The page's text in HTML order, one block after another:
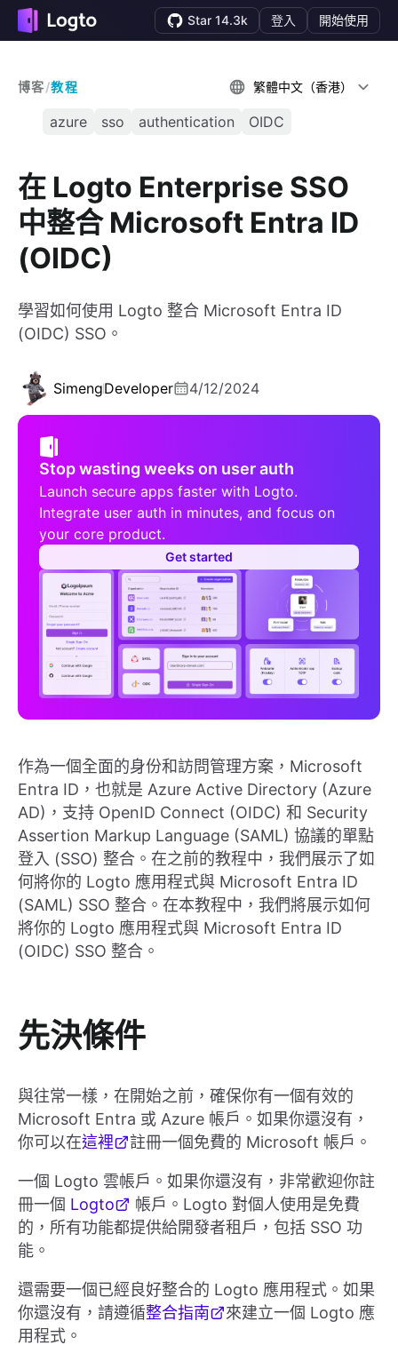
Star 14.3k 登入 開始使用
博客/教程 繁體中文（香港）
azure sso authentication OIDC
在 Logto Enterprise SSO
中整合 Microsoft Entra ID
(OIDC)
學習如何使用 Logto 整合 Microsoft Entra ID
(OIDC) SSO。
SimengDeveloper 4/12/2024
Stop wasting weeks on user auth
Launch secure apps faster with Logto.
Integrate user auth in minutes, and focus on
your core product.
Get started
作為一個全面的身份和訪問管理方案，Microsoft
Entra ID，也就是 Azure Active Directory (Azure
AD)，支持 OpenID Connect (OIDC) 和 Security
Assertion Markup Language (SAML) 協議的單點
登入 (SSO) 整合。在之前的教程中，我們展示了如
何將你的 Logto 應用程式與 Microsoft Entra ID
(SAML) SSO 整合。在本教程中，我們將展示如何
將你的 Logto 應用程式與 Microsoft Entra ID
(OIDC) SSO 整合。
先決條件
與往常一樣，在開始之前，確保你有一個有效的
Microsoft Entra 或 Azure 帳戶。如果你還沒有，
你可以在這裡 註冊一個免費的 Microsoft 帳戶。
一個 Logto 雲帳戶。如果你還沒有，非常歡迎你註
冊一個 Logto
帳戶。Logto 對個人使用是免費
的，所有功能都提供給開發者租戶，包括 SSO 功
能。
還需要一個已經良好整合的 Logto 應用程式。如果
你還沒有，請遵循整合指南
來建立一個 Logto 應
用程式。